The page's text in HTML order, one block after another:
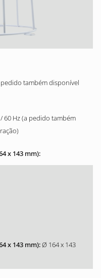
pedido também disponível
/ 60 Hz (a pedido também
Ø 164 x 143